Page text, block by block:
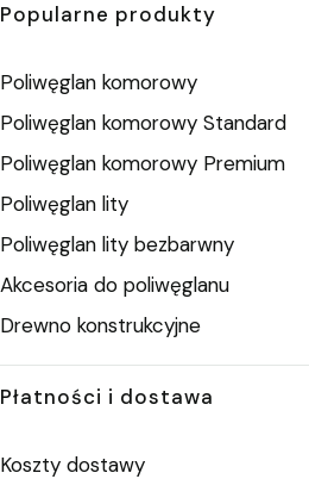
Popularne produkty
Poliwęglan komorowy
Poliwęglan komorowy Standard
Poliwęglan komorowy Premium
Poliwęglan lity
Poliwęglan lity bezbarwny
Akcesoria do poliwęglanu
Drewno konstrukcyjne
Płatności i dostawa
Koszty dostawy